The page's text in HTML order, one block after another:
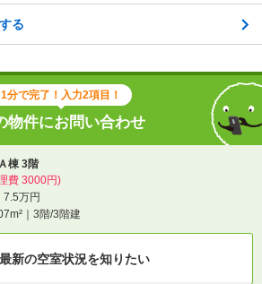
間取りや設備を
不動産会社に相談したい
電話で問い合わせ
る
1分で完了！入力2項目！
物件にお問い合わせ
棟 3階
費 3000円)
7.5万円
｜3階/3階建
最新の空室状況を知りたい